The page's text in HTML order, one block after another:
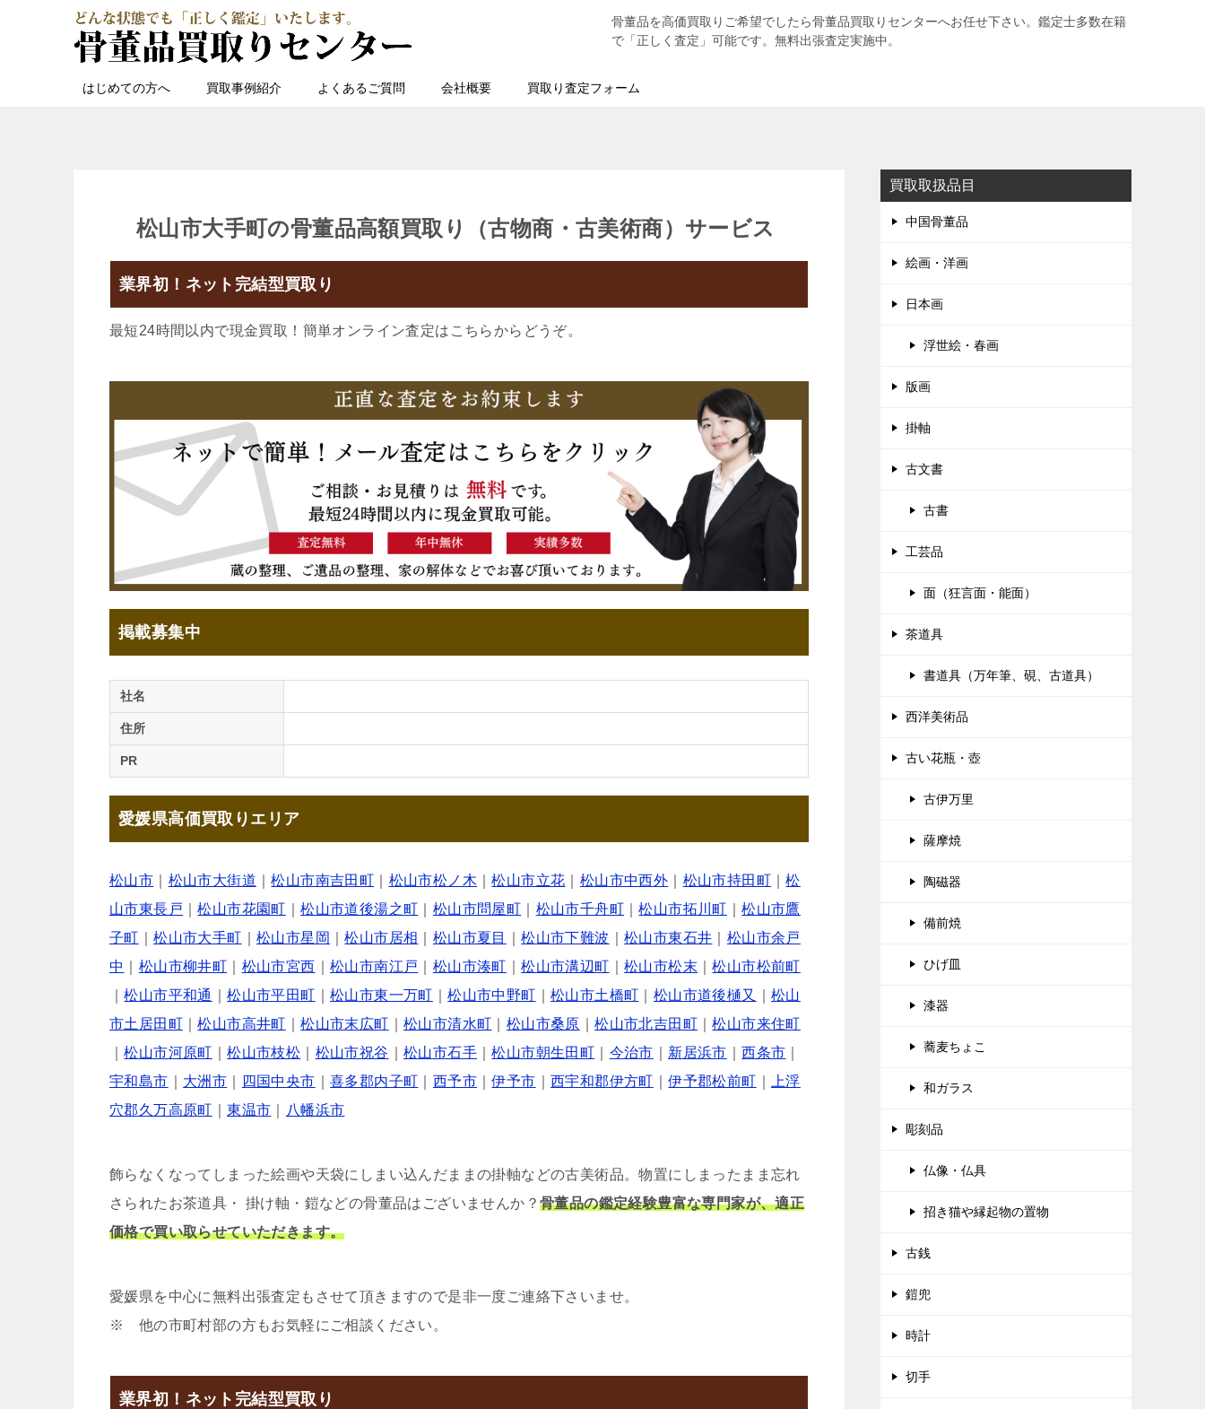
骨董品を高価買取りご希望でしたら骨董品買取りセンターへお任せ下さい。鑑定士多数在籍
で「正しく査定」可能です。無料出張査定実施中。
はじめての方へ 買取事例紹介 よくあるご質問 会社概要 買取り査定フォーム
松山市大手町の骨董品高額買取り（古物商・古美術商）サービス
業界初！ネット完結型買取り
最短24時間以内で現金買取！簡単オンライン査定はこちらからどうぞ。
掲載募集中
社名
住所
PR
愛媛県高価買取りエリア
松山市 松山市大街道 ｜松山市南吉田町 松山市松ノ木 ｜松山市立花 松山市中西外 松山市持田町 ｜松
山市東長戸 ｜松山市花園町 ｜松山市道後湯之町 松山市問屋町 松山市千舟町 ｜松山市拓川町 ｜松山市鷹
子町 ｜松山市大手町 ｜松山市星岡 ｜松山市居相 松山市夏目 ｜松山市下難波 ｜松山市東石井
松山市余戸
中
松山市柳井町 松山市宮西 ｜松山市南江戸 松山市湊町 ｜松山市溝辺町 ｜松山市松末 ｜松山市松前町
｜松山市平和通 ｜松山市平田町 ｜松山市東一万町 ｜松山市中野町 ｜松山市土橋町 松山市道後樋又 ｜松山
市土居田町 ｜松山市高井町 ｜松山市末広町 ｜松山市清水町 松山市桑原 ｜松山市北吉田町 ｜松山市来住町
｜松山市河原町 ｜松山市枝松 松山市祝谷 ｜松山市石手 ｜松山市朝生田町 今治市 新居浜市 ｜西条市
宇和島市
大洲市 四国中央市 ｜喜多郡内子町 西予市 ｜伊予市 ｜西宇和郡伊方町 ｜伊予郡松前町
上浮
穴郡久万高原町 ｜東温市 八幡浜市
飾らなくなってしまった絵画や天袋にしまい込んだままの掛軸などの古美術品。物置にしまったまま忘れ
さられたお茶道具・ 掛け軸・鎧などの骨董品はございませんか？ 骨董品の鑑定経験豊富な専門家が、適正
価格で買い取らせていただきます。
愛媛県を中心に無料出張査定もさせて頂きますので是非一度ご連絡下さいませ。
※ 他の市町村部の方もお気軽にご相談ください。
業界初！ネット完結型買取り
買取取扱品目
中国骨董品
絵画・洋画
日本画
浮世絵・春画
版画
掛軸
古文書
古書
工芸品
面（狂言面・能面）
茶道具
書道具（万年筆、硯、古道具）
西洋美術品
古い花瓶・壺
古伊万里
薩摩焼
陶磁器
備前焼
ひげ皿
漆器
蕎麦ちょこ
和ガラス
彫刻品
仏像・仏具
招き猫や縁起物の置物
古銭
鎧兜
時計
切手